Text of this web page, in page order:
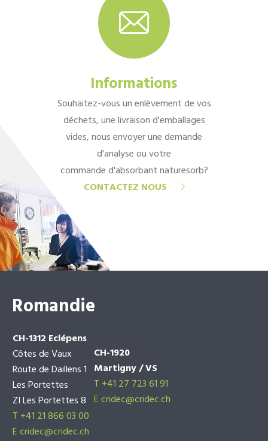
Informations
Souhaitez-vous un enlèvement de vos
déchets, une livraison d'emballages
vides, nous envoyer une demande
d'analyse ou votre
commande d'absorbant naturesorb?
CONTACTEZ NOUS
Romandie
CH-1312 Eclépens
Côtes de Vaux
Route de Daillens 1
Les Portettes
ZI Les Portettes 8
T +41 21 866 03 00
Ecridec@cridec.ch
CH-1920
Martigny / VS
T +41 27 723 61 91
Ecridec@cridec.ch